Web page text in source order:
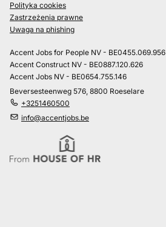
Polityka cookies
Zastrzeżenia prawne
Uwaga na phishing
Accent Jobs for People NV - BE0455.069.956
Accent Construct NV - BE0887.120.626
Accent Jobs NV - BE0654.755.146
Beversesteenweg 576, 8800 Roeselare
+3251460500
info@accentjobs.be